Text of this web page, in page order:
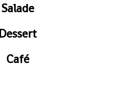
Salade
Dessert
Café